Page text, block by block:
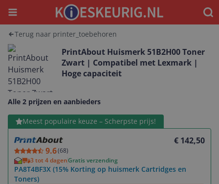
Menu
Terug naar printer_toebehoren
PrintAbout Huismerk 51B2H00 Toner
Zwart | Compatibel met Lexmark |
Hoge capaciteit
Alle 2 prijzen en aanbieders
Meest populaire keuze – Scherpste prijs!
9.6(68)
€ 142,50
3 tot 4 dagenGratis verzending
PA8T4BF3X (15% Korting op huismerk Cartridges en
Toners)
Bekijk product